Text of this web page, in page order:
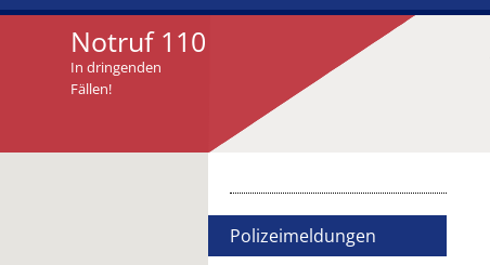
Notruf 110
In dringenden
Fällen!
Polizeimeldungen
Artikel weiterleiten